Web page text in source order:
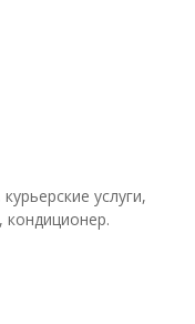
услуги,